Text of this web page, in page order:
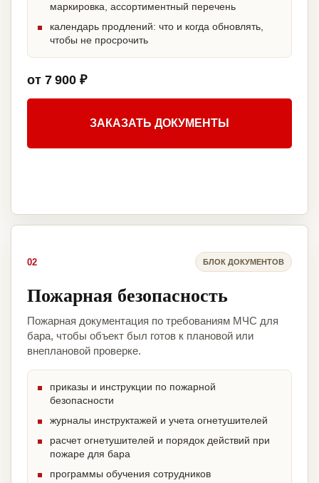
маркировка, ассортиментный перечень
календарь продлений: что и когда обновлять,
чтобы не просрочить
от 7 900 ₽
ЗАКАЗАТЬ ДОКУМЕНТЫ
02 БЛОК ДОКУМЕНТОВ
Пожарная безопасность
Пожарная документация по требованиям МЧС для
бара, чтобы объект был готов к плановой или
внеплановой проверке.
приказы и инструкции по пожарной
безопасности
журналы инструктажей и учета огнетушителей
расчет огнетушителей и порядок действий при
пожаре для бара
программы обучения сотрудников